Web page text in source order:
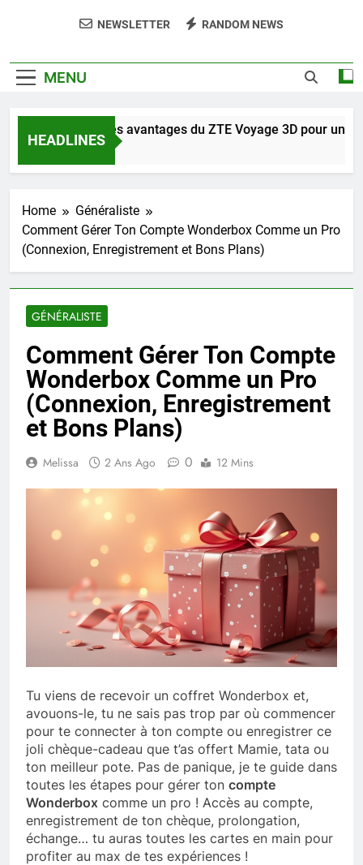
NEWSLETTER RANDOM NEWS
MENU
HEADLINES
Découvrez les avantages du ZTE Voyage 3D pour une
9 Heures Ago
Home
Généraliste
Comment Gérer Ton Compte Wonderbox Comme un Pro
(Connexion, Enregistrement et Bons Plans)
GÉNÉRALISTE
Comment Gérer Ton Compte
Wonderbox Comme un Pro
(Connexion, Enregistrement
et Bons Plans)
Melissa 2 Ans Ago 0 12 Mins
Tu viens de recevoir un coffret Wonderbox et,
avouons-le, tu ne sais pas trop par où commencer
pour te connecter à ton compte ou enregistrer ce
joli chèque-cadeau que t’as offert Mamie, tata ou
ton meilleur pote. Pas de panique, je te guide dans
toutes les étapes pour gérer ton compte
Wonderbox comme un pro ! Accès au compte,
enregistrement de ton chèque, prolongation,
échange… tu auras toutes les cartes en main pour
profiter au max de tes expériences !